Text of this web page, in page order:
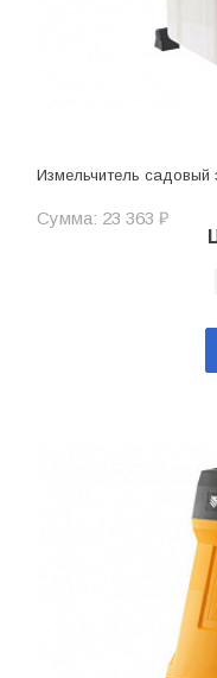
Измельчитель садовый
Сумма: 23 363 ₽